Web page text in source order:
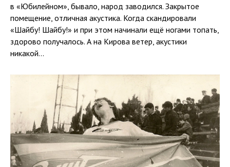
в «Юбилейном», бывало, народ заводился. Закрытое
помещение, отличная акустика. Когда скандировали
«Шайбу! Шайбу!» и при этом начинали ещё ногами топать,
здорово получалось. А на Кирова ветер, акустики
никакой...